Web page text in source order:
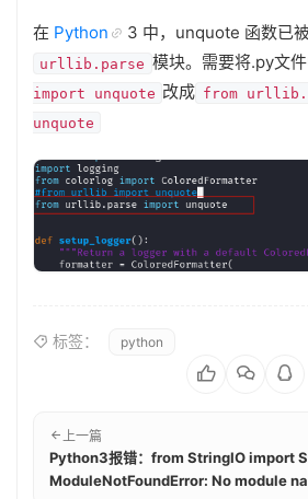
在 Python 3 中，unquote 函数已
urllib.parse 模块。需要将.py文
import unquote 改成 from
unquote
标签： python
上一篇
Python3报错：from StringIO import
ModuleNotFoundError: No module